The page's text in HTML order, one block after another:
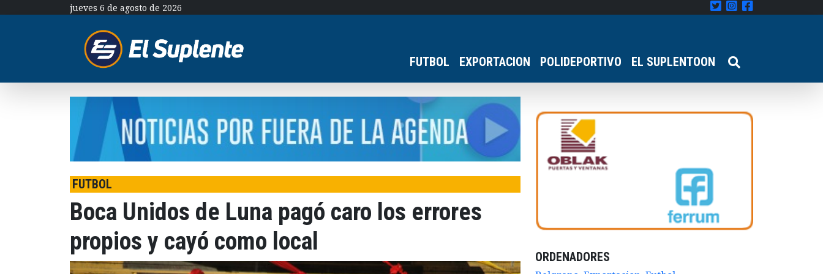
jueves 6 de agosto de 2026
FUTBOL EXPORTACION POLIDEPORTIVO EL SUPLENTOON
FUTBOL
Boca Unidos de Luna pagó caro los errores
propios y cayó como local
ORDENADORES